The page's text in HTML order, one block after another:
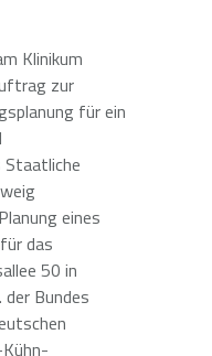
Klinikum
zur
für ein
Staatliche
eines
das
50 in
Bundes